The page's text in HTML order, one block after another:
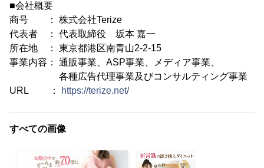
■会社概要
商号 ： 株式会社Terize
代表者 ： 代表取締役 坂本 嘉一
所在地 ： 東京都港区南青山2-2-15
事業内容： 通販事業、ASP事業、メディア事業、
各種広告代理事業及びコンサルティング事業
URL ：
https://terize.net/
すべての画像